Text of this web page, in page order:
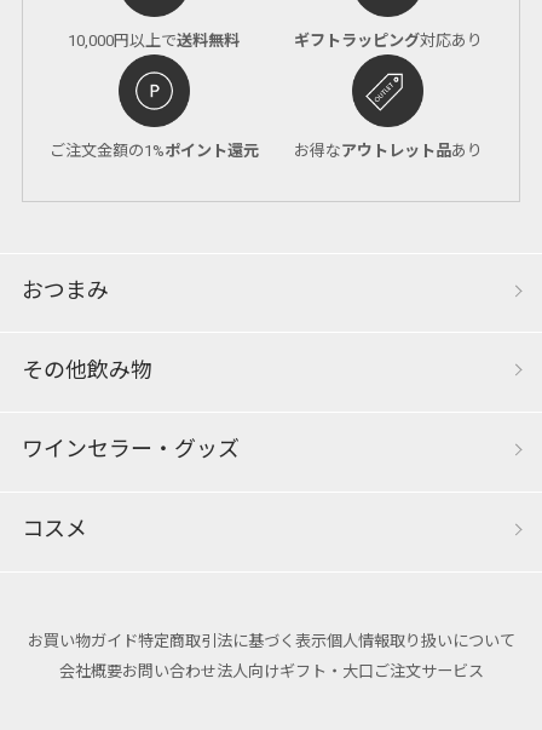
10,000円以上で送料無料 ギフトラッピング対応あり
ご注文金額の1%ポイント還元 お得なアウトレット品あり
おつまみ
その他飲み物
ワインセラー・グッズ
コスメ
お買い物ガイド特定商取引法に基づく表示個人情報取り扱いについて
会社概要お問い合わせ法人向けギフト・大口ご注文サービス